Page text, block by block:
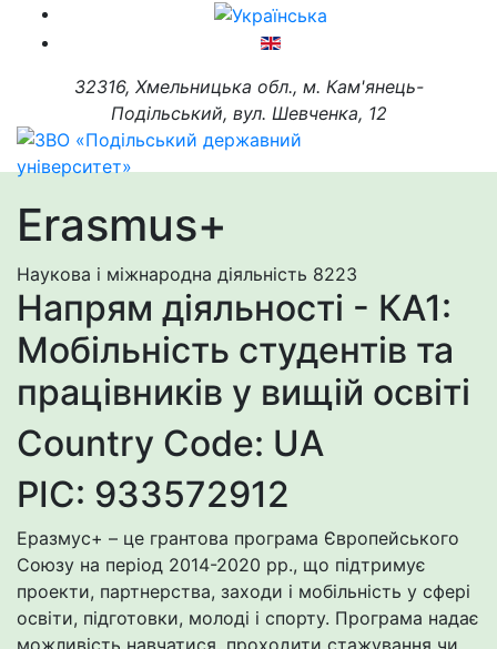
32316, Хмельницька обл., м. Кам'янець-
Подільський, вул. Шевченка, 12
Erasmus+
Наукова і міжнародна діяльність 8223
Напрям діяльності - КА1:
Мобільність студентів та
працівників у вищій освіті
Country Code: UA
PIC: 933572912
Еразмус+ – це грантова програма Європейського
Союзу на період 2014-2020 рр., що підтримує
проекти, партнерства, заходи і мобільність у сфері
освіти, підготовки, молоді і спорту. Програма надає
можливість навчатися, проходити стажування чи